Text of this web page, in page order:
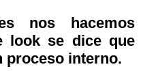
nos hacemos
look se dice que
proceso interno.